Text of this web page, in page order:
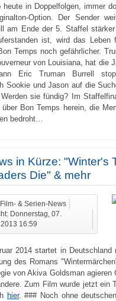
heute in Doppelfolgen, immer
Option. Der Sender
am Ende der 5. Staffel
ist, wird das Leben
Temps noch gefährlicher.
von Louisiana, hat die
Eric Truman Burrell
Sookie und Jason auf die
sie fündig? Im
über Bon Temps herein, die
bedroht…
in Kürze: "Winter's
Die" & mehr
& Serien-News
Donnerstag, 07.
16:59
2014 startet in Deutschland
des Romans
von Akiva Goldsman agieren
Zum Film wurde jetzt ein
hier. ### Noch ohne